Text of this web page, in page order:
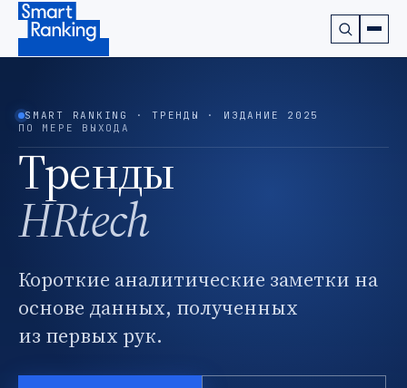
Подписаться на наш канал в Telegram (откроется в
SMART RANKING · ТРЕНДЫ · ИЗДАНИЕ 2025
ПО МЕРЕ ВЫХОДА
Тренды
HRtech
Короткие аналитические заметки на
основе данных, полученных
из первых рук.